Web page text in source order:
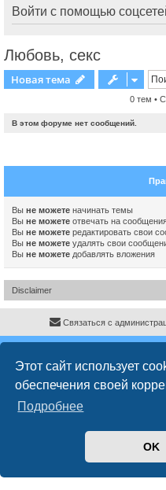
Этот сайт использует
обеспечения своей
Подробнее
OK
Войти с помощью
Любовь, секс
Новая тема
0 тем •
В этом форуме нет сообщений.
Вы не можете начинать темы
Вы не можете отвечать на
Вы не можете редактировать свои
Вы не можете удалять свои
Вы не можете добавлять вложения
Disclaimer
Связаться с
Создано на основеphpBB® Forum
Русская поддержка phpBB
Конфиденциальность